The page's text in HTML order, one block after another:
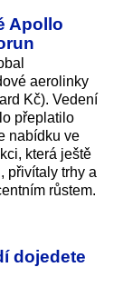
Apollo
aerolinky
Kč). Vedení
přeplatilo
nabídku ve
která ještě
přivítaly trhy a
růstem.
dojedete